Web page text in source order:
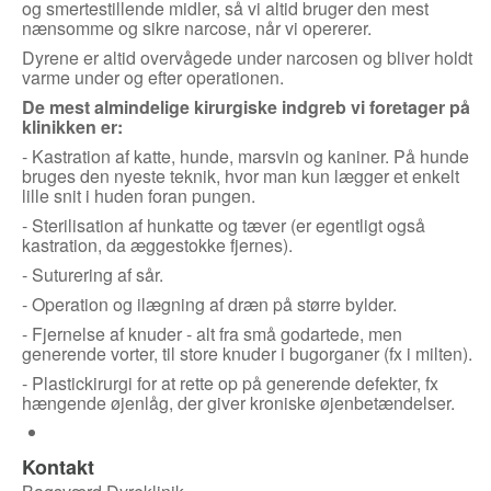
og smertestillende midler, så vi altid bruger den mest
nænsomme og sikre narcose, når vi opererer.
Dyrene er altid overvågede under narcosen og bliver holdt
varme under og efter operationen.
De mest almindelige kirurgiske indgreb vi foretager på
klinikken er:
- Kastration af katte, hunde, marsvin og kaniner. På hunde
bruges den nyeste teknik, hvor man kun lægger et enkelt
lille snit i huden foran pungen.
- Sterilisation af hunkatte og tæver (er egentligt også
kastration, da æggestokke fjernes).
- Suturering af sår.
- Operation og ilægning af dræn på større bylder.
- Fjernelse af knuder - alt fra små godartede, men
generende vorter, til store knuder i bugorganer (fx i milten).
- Plastickirurgi for at rette op på generende defekter, fx
hængende øjenlåg, der giver kroniske øjenbetændelser.
Kontakt